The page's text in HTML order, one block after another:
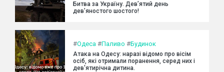
Битва за Україну. Дев’ятий день
дев’яностого шостого!
#Одеса #Паливо #Будинок
Атака на Одесу: наразі відомо про вісім
осіб, які отримали поранення, серед них і
дев'ятирічна дитина.